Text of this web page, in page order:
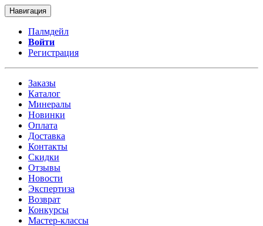
Навигация
Палмдейл
Войти
Регистрация
Заказы
Каталог
Минералы
Новинки
Оплата
Доставка
Контакты
Скидки
Отзывы
Новости
Экспертиза
Возврат
Конкурсы
Мастер-классы